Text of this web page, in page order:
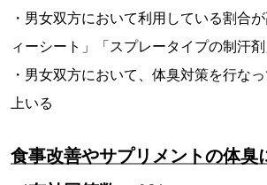
・男女双方において利用している割合
ィーシート」「スプレータイプの制汗
・男女双方において、体臭対策を行な
上いる
食事改善やサプリメントの体臭